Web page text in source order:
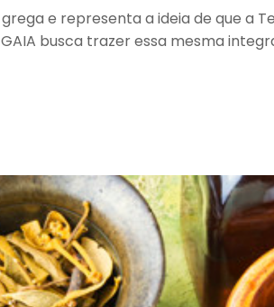
e representa a ideia de que a
busca trazer essa mesma